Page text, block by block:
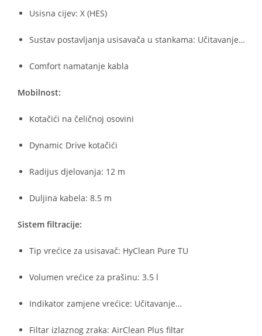
Usisna cijev: X (HES)
Sustav postavljanja usisavača u stankama: Učitavanje…
Comfort namatanje kabla
Mobilnost:
Kotačići na čeličnoj osovini
Dynamic Drive kotačići
Radijus djelovanja: 12 m
Duljina kabela: 8.5 m
Sistem filtracije:
Tip vrećice za usisavač: HyClean Pure TU
Volumen vrećice za prašinu: 3.5 l
Indikator zamjene vrećice: Učitavanje…
Filtar izlaznog zraka: AirClean Plus filtar